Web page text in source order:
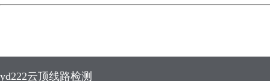
yd222云顶线路检测